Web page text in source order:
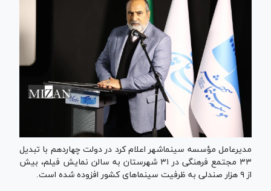
مدیرعامل مؤسسه سینماشهر اعلام کرد در دولت چهاردهم با تبدیل
۳۳ مجتمع فرهنگی در ۳۱ شهرستان به سالن نمایش فیلم، بیش
از ۹ هزار صندلی به ظرفیت سینما‌های کشور افزوده شده است.